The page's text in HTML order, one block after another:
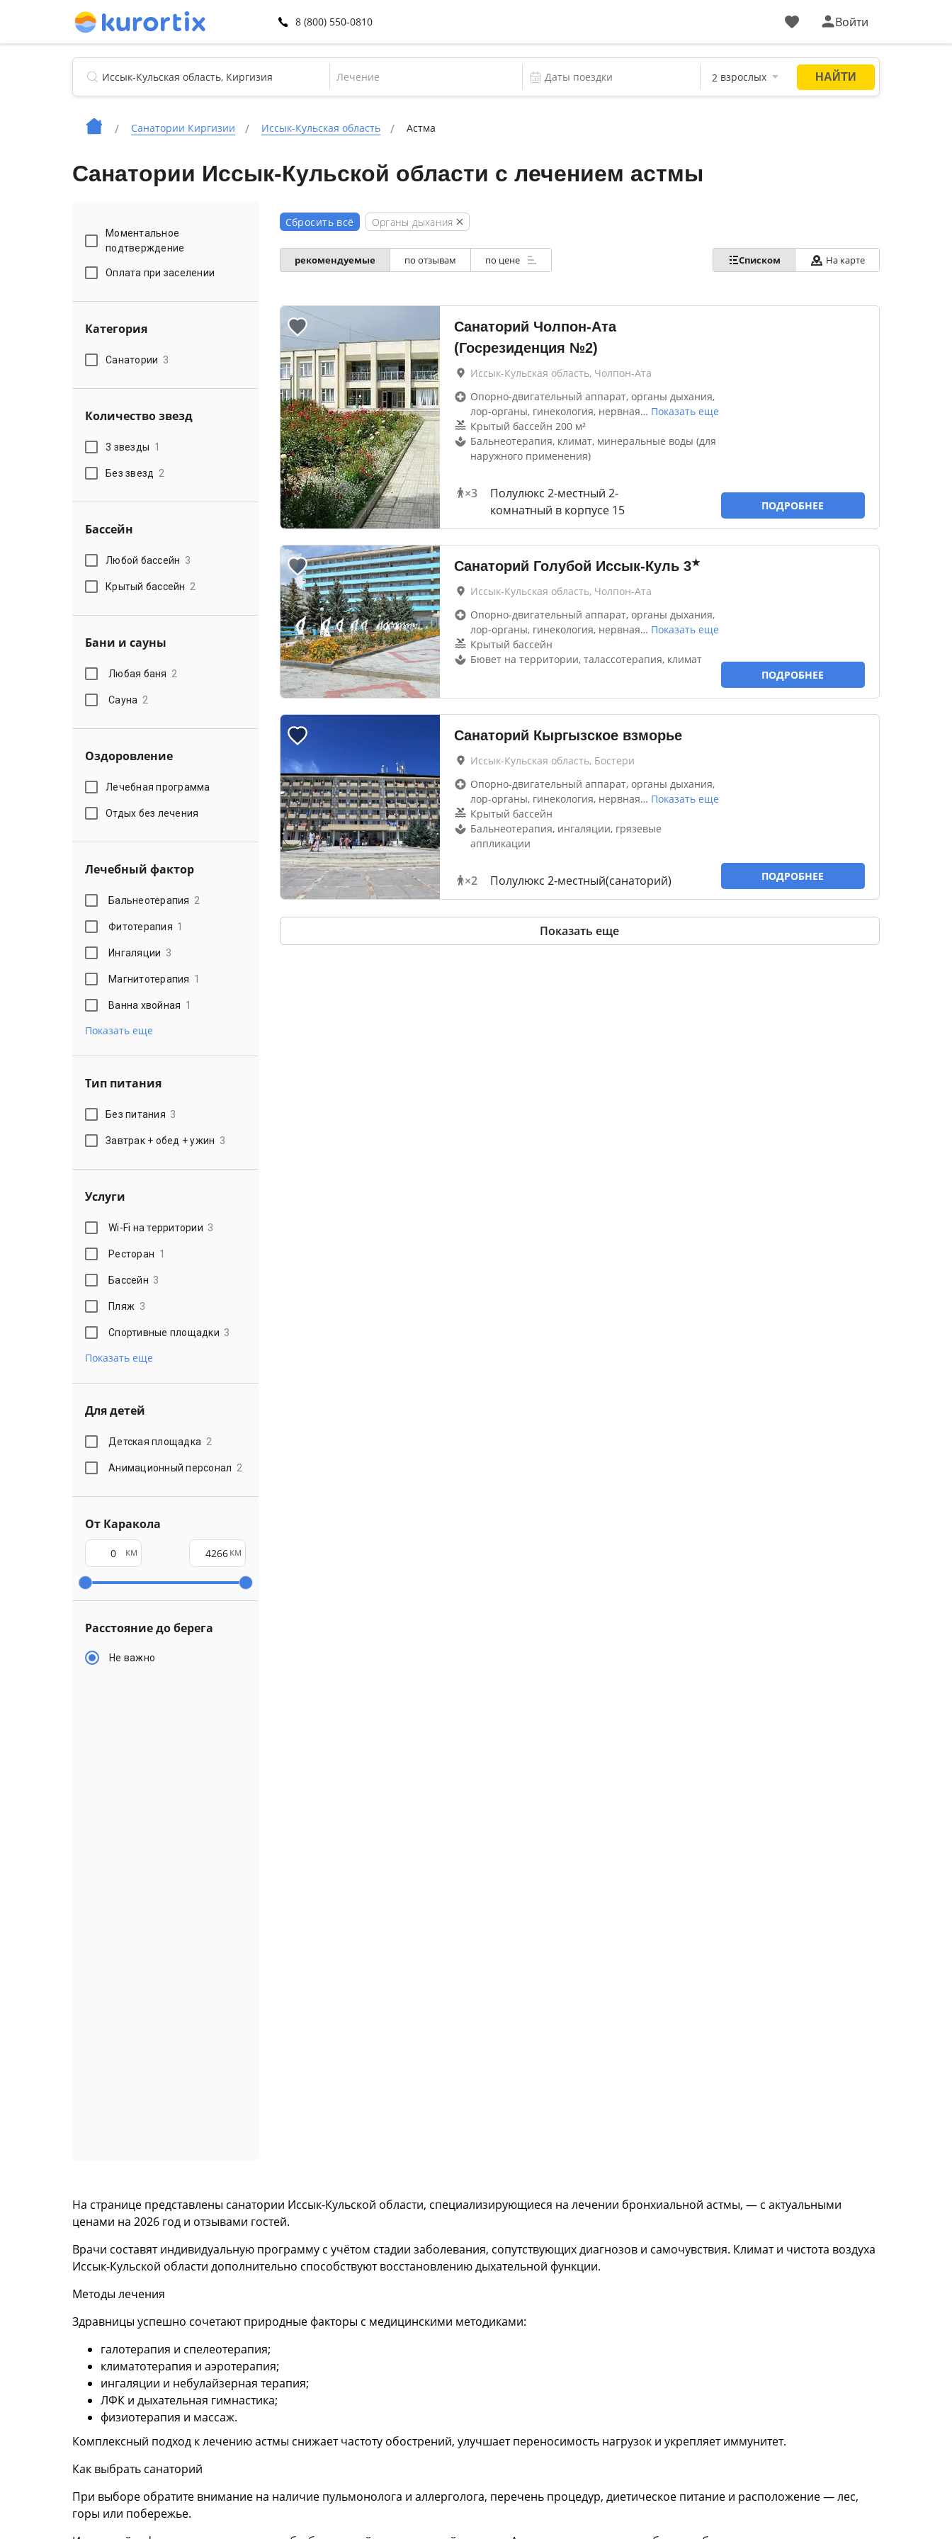
8 (800) 550-0810 Войти
Лечение
Санатории Киргизии Иссык-Кульская область Астма
Санатории Иссык-Кульской области с лечением астмы
Моментальное
подтверждение
Оплата при заселении
Категория
Санатории 3
Количество звезд
3 звезды 1
Без звезд 2
Бассейн
Любой бассейн 3
Крытый бассейн 2
Бани и сауны
Любая баня 2
Сауна 2
Оздоровление
Лечебная программа
Отдых без лечения
Лечебный фактор
Бальнеотерапия 2
Фитотерапия 1
Ингаляции 3
Магнитотерапия 1
Ванна хвойная 1
Показать еще
Тип питания
Без питания 3
Завтрак + обед + ужин 3
Услуги
Wi-Fi на территории 3
Ресторан 1
Бассейн 3
Пляж 3
Спортивные площадки 3
Показать еще
Для детей
Детская площадка 2
Анимационный персонал 2
От Каракола
км км
Расстояние до берега
Не важно
Сбросить всё Органы дыхания
рекомендуемые по отзывам по цене Списком На карте
Санаторий Чолпон-Ата
(Госрезиденция №2)
Иссык-Кульская область, Чолпон-Ата
Опорно-двигательный аппарат, органы дыхания,
лор-органы, гинекология, нервная… Показать еще
Крытый бассейн 200 м²
Бальнеотерапия, климат, минеральные воды (для
наружного применения)
×3
Полулюкс 2-местный 2-
комнатный в корпусе 15
ПОДРОБНЕЕ
Санаторий Голубой Иссык-Куль 3★
Иссык-Кульская область, Чолпон-Ата
Опорно-двигательный аппарат, органы дыхания,
лор-органы, гинекология, нервная… Показать еще
Крытый бассейн
Бювет на территории, талассотерапия, климат
ПОДРОБНЕЕ
Санаторий Кыргызское взморье
Иссык-Кульская область, Бостери
Опорно-двигательный аппарат, органы дыхания,
лор-органы, гинекология, нервная… Показать еще
Крытый бассейн
Бальнеотерапия, ингаляции, грязевые
аппликации
×2 Полулюкс 2-местный(санаторий) ПОДРОБНЕЕ
Показать еще
На странице представлены санатории Иссык-Кульской области, специализирующиеся на лечении бронхиальной астмы, — с актуальными
ценами на 2026 год и отзывами гостей.
Врачи составят индивидуальную программу с учётом стадии заболевания, сопутствующих диагнозов и самочувствия. Климат и чистота воздуха
Иссык-Кульской области дополнительно способствуют восстановлению дыхательной функции.
Методы лечения
Здравницы успешно сочетают природные факторы с медицинскими методиками:
галотерапия и спелеотерапия;
климатотерапия и аэротерапия;
ингаляции и небулайзерная терапия;
ЛФК и дыхательная гимнастика;
физиотерапия и массаж.
Комплексный подход к лечению астмы снижает частоту обострений, улучшает переносимость нагрузок и укрепляет иммунитет.
Как выбрать санаторий
При выборе обратите внимание на наличие пульмонолога и аллерголога, перечень процедур, диетическое питание и расположение — лес,
горы или побережье.